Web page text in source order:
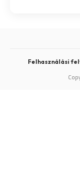
Felhasználási